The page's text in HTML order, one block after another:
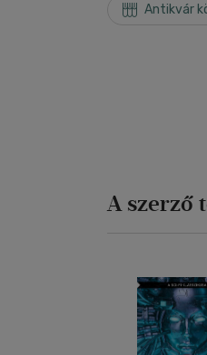
Antikvár
A szerző